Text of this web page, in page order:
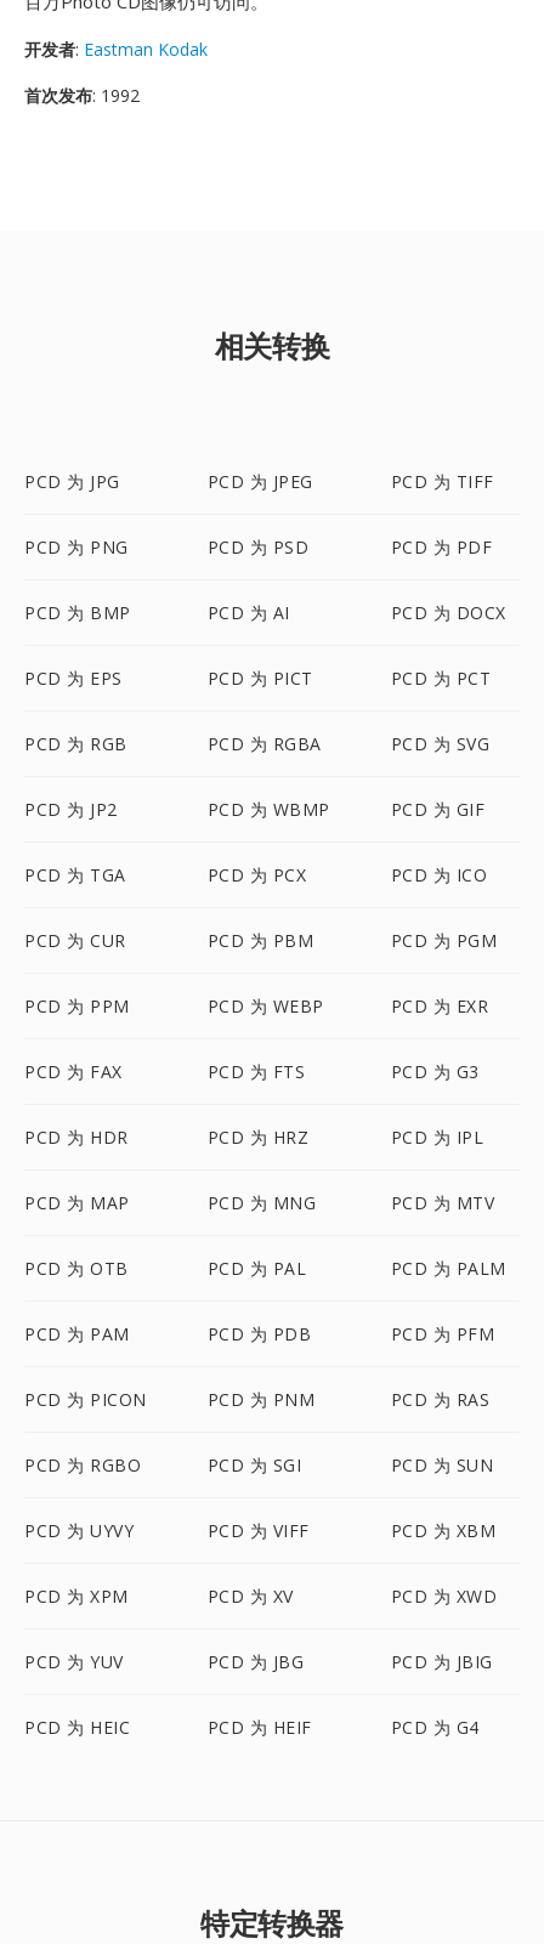
开发者: Eastman Kodak
首次发布: 1992
相关转换
PCD 为 JPG PCD 为 JPEG PCD 为 TIFF
PCD 为 PNG PCD 为 PSD PCD 为 PDF
PCD 为 BMP PCD 为 AI PCD 为 DOCX
PCD 为 EPS PCD 为 PICT PCD 为 PCT
PCD 为 RGB PCD 为 RGBA PCD 为 SVG
PCD 为 JP2 PCD 为 WBMP PCD 为 GIF
PCD 为 TGA PCD 为 PCX PCD 为 ICO
PCD 为 CUR PCD 为 PBM PCD 为 PGM
PCD 为 PPM PCD 为 WEBP PCD 为 EXR
PCD 为 FAX PCD 为 FTS PCD 为 G3
PCD 为 HDR PCD 为 HRZ PCD 为 IPL
PCD 为 MAP PCD 为 MNG PCD 为 MTV
PCD 为 OTB PCD 为 PAL PCD 为 PALM
PCD 为 PAM PCD 为 PDB PCD 为 PFM
PCD 为 PICON PCD 为 PNM PCD 为 RAS
PCD 为 RGBO PCD 为 SGI PCD 为 SUN
PCD 为 UYVY PCD 为 VIFF PCD 为 XBM
PCD 为 XPM PCD 为 XV PCD 为 XWD
PCD 为 YUV PCD 为 JBG PCD 为 JBIG
PCD 为 HEIC PCD 为 HEIF PCD 为 G4
特定转换器